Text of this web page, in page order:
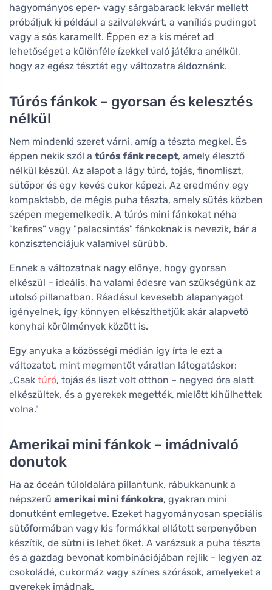
hagyományos eper- vagy sárgabarack lekvár mellett
próbáljuk ki például a szilvalekvárt, a vaníliás pudingot
vagy a sós karamellt. Éppen ez a kis méret ad
lehetőséget a különféle ízekkel való játékra anélkül,
hogy az egész tésztát egy változatra áldoznánk.
Túrós fánkok – gyorsan és kelesztés
nélkül
Nem mindenki szeret várni, amíg a tészta megkel. És
éppen nekik szól a túrós fánk recept, amely élesztő
nélkül készül. Az alapot a lágy túró, tojás, finomliszt,
sütőpor és egy kevés cukor képezi. Az eredmény egy
kompaktabb, de mégis puha tészta, amely sütés közben
szépen megemelkedik. A túrós mini fánkokat néha
"kefires" vagy "palacsintás" fánkoknak is nevezik, bár a
konzisztenciájuk valamivel sűrűbb.
Ennek a változatnak nagy előnye, hogy gyorsan
elkészül – ideális, ha valami édesre van szükségünk az
utolsó pillanatban. Ráadásul kevesebb alapanyagot
igényelnek, így könnyen elkészíthetjük akár alapvető
konyhai körülmények között is.
Egy anyuka a közösségi médián így írta le ezt a
változatot, mint megmentőt váratlan látogatáskor:
„Csak túró, tojás és liszt volt otthon – negyed óra alatt
elkészültek, és a gyerekek megették, mielőtt kihűlhettek
volna."
Amerikai mini fánkok – imádnivaló
donutok
Ha az óceán túloldalára pillantunk, rábukkanunk a
népszerű amerikai mini fánkokra, gyakran mini
donutként emlegetve. Ezeket hagyományosan speciális
sütőformában vagy kis formákkal ellátott serpenyőben
készítik, de sütni is lehet őket. A varázsuk a puha tészta
és a gazdag bevonat kombinációjában rejlik – legyen az
csokoládé, cukormáz vagy színes szórások, amelyeket a
gyerekek imádnak.